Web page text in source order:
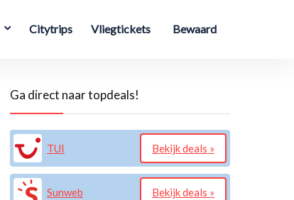
Citytrips Vliegtickets Bewaard
Ga direct naar topdeals!
TUI Bekijk deals »
Sunweb Bekijk deals »